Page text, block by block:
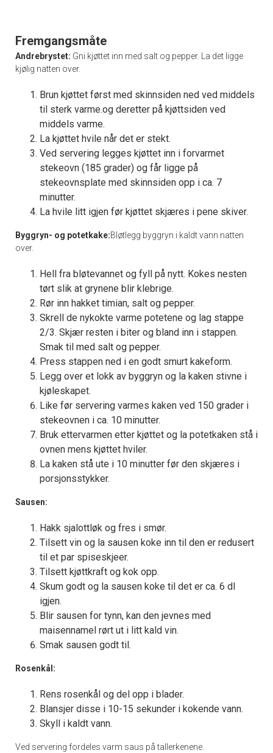
Fremgangsmåte
Andrebrystet: Gni kjøttet inn med salt og pepper. La det ligge
kjølig natten over.
Brun kjøttet først med skinnsiden ned ved middels
til sterk varme.og deretter på kjøttsiden ved
middels varme.
La kjøttet hvile når det er stekt.
Ved servering legges kjøttet inn i forvarmet
stekeovn (185 grader) og får ligge på
stekeovnsplate med skinnsiden opp i ca. 7
minutter.
La hvile litt igjen før kjøttet skjæres i pene skiver.
Byggryn- og potetkake:Bløtlegg byggryn i kaldt vann natten
over.
Hell fra bløtevannet og fyll på nytt. Kokes nesten
tørt slik at grynene blir klebrige.
Rør inn hakket timian, salt og pepper.
Skrell de nykokte varme potetene og lag stappe
2/3. Skjær resten i biter og bland inn i stappen.
Smak til med salt og pepper.
Press stappen ned i en godt smurt kakeform.
Legg over et lokk av byggryn og la kaken stivne i
kjøleskapet.
Like før servering varmes kaken ved 150 grader i
stekeovnen i ca. 10 minutter.
Bruk ettervarmen etter kjøttet og la potetkaken stå i
ovnen mens kjøttet hviler.
La kaken stå ute i 10 minutter før den skjæres i
porsjonsstykker.
Sausen:
Hakk sjalottløk og fres i smør.
Tilsett vin og la sausen koke inn til den er redusert
til et par spiseskjeer.
Tilsett kjøttkraft og kok opp.
Skum godt og la sausen koke til det er ca. 6 dl
igjen.
Blir sausen for tynn, kan den jevnes med
maisennamel rørt ut i litt kald vin.
Smak sausen godt til.
Rosenkål:
Rens rosenkål og del opp i blader.
Blansjer disse i 10-15 sekunder i kokende vann.
Skyll i kaldt vann.
Ved servering fordeles varm saus på tallerkenene.